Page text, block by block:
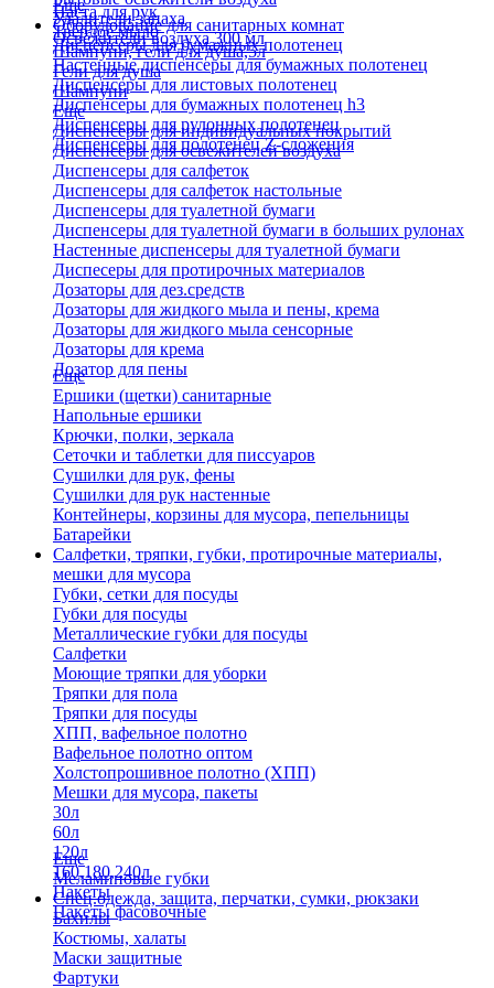
Паста для рук
Твердое мыло
Шампуни, гели для душа,5л
Гели для душа
Шампуни
Удалители запаха
Освежители воздуха 300 мл
Еще
Оборудование для санитарных комнат
Диспенсеры для бумажных полотенец
Настенные диспенсеры для бумажных полотенец
Диспенсеры для листовых полотенец
Диспенсеры для бумажных полотенец h3
Диспенсеры для рулонных полотенец
Диспенсеры для полотенец Z-сложения
Еще
Диспенсеры для индивидуальных покрытий
Диспенсеры для освежителей воздуха
Диспенсеры для салфеток
Диспенсеры для салфеток настольные
Диспенсеры для туалетной бумаги
Диспенсеры для туалетной бумаги в больших рулонах
Настенные диспенсеры для туалетной бумаги
Диспесеры для протирочных материалов
Дозаторы для дез.средств
Дозаторы для жидкого мыла и пены, крема
Дозаторы для жидкого мыла сенсорные
Дозаторы для крема
Дозатор для пены
Еще
Ершики (щетки) санитарные
Напольные ершики
Крючки, полки, зеркала
Сеточки и таблетки для писсуаров
Сушилки для рук, фены
Сушилки для рук настенные
Контейнеры, корзины для мусора, пепельницы
Батарейки
Салфетки, тряпки, губки, протирочные материалы,
мешки для мусора
Губки, сетки для посуды
Губки для посуды
Металлические губки для посуды
Салфетки
Моющие тряпки для уборки
Тряпки для пола
Тряпки для посуды
ХПП, вафельное полотно
Вафельное полотно оптом
Холстопрошивное полотно (ХПП)
Мешки для мусора, пакеты
30л
60л
120л
160,180,240л
Пакеты
Пакеты фасовочные
Еще
Меламиновые губки
Спец.одежда, защита, перчатки, сумки, рюкзаки
Бахилы
Костюмы, халаты
Маски защитные
Фартуки